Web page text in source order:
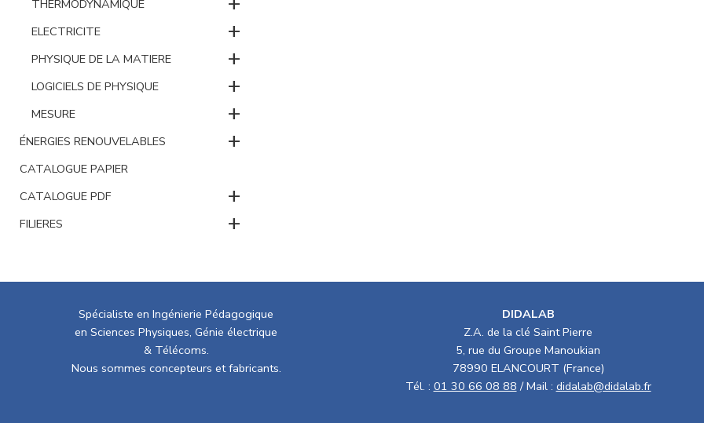
THERMODYNAMIQUE
ELECTRICITE +
PHYSIQUE DE LA MATIERE +
LOGICIELS DE PHYSIQUE +
MESURE +
ÉNERGIES RENOUVELABLES +
CATALOGUE PAPIER
CATALOGUE PDF
+
FILIERES +
Spécialiste en Ingénierie Pédagogique
en Sciences Physiques, Génie électrique
& Télécoms.
Nous sommes concepteurs et fabricants.
DIDALAB
Z.A. de la clé Saint Pierre
5, rue du Groupe Manoukian
78990 ELANCOURT (France)
Tél. : 01 30 66 08 88 / Mail : didalab@didalab.fr